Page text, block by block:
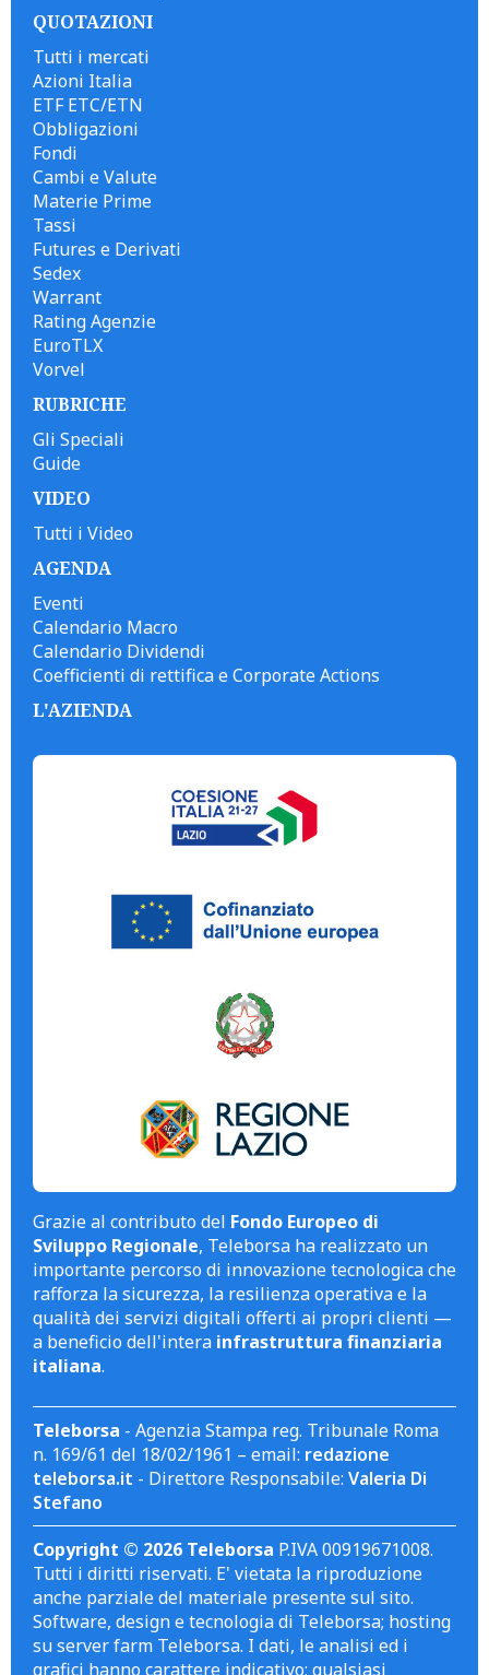
QUOTAZIONI
Tutti i mercati
Azioni Italia
ETF ETC/ETN
Obbligazioni
Fondi
Cambi e Valute
Materie Prime
Tassi
Futures e Derivati
Sedex
Warrant
Rating Agenzie
EuroTLX
Vorvel
RUBRICHE
Gli Speciali
Guide
VIDEO
Tutti i Video
AGENDA
Eventi
Calendario Macro
Calendario Dividendi
Coefficienti di rettifica e Corporate Actions
L'AZIENDA
Grazie al contributo del Fondo Europeo di
Sviluppo Regionale, Teleborsa ha realizzato un
importante percorso di innovazione tecnologica che
rafforza la sicurezza, la resilienza operativa e la
qualità dei servizi digitali offerti ai propri clienti —
a beneficio dell'intera infrastruttura finanziaria
italiana.
Teleborsa - Agenzia Stampa reg. Tribunale Roma
n. 169/61 del 18/02/1961 – email: redazione
teleborsa.it - Direttore Responsabile: Valeria Di
Stefano
Copyright © 2026 Teleborsa P.IVA 00919671008.
Tutti i diritti riservati. E' vietata la riproduzione
anche parziale del materiale presente sul sito.
Software, design e tecnologia di Teleborsa; hosting
su server farm Teleborsa. I dati, le analisi ed i
grafici hanno carattere indicativo; qualsiasi